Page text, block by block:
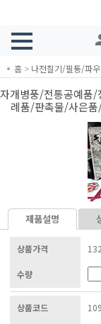
홈 > 나전칠기/필통/파
자개병풍/전통공예품
례품/판촉물/사은
제품설명
상품가격
수량
상품코드